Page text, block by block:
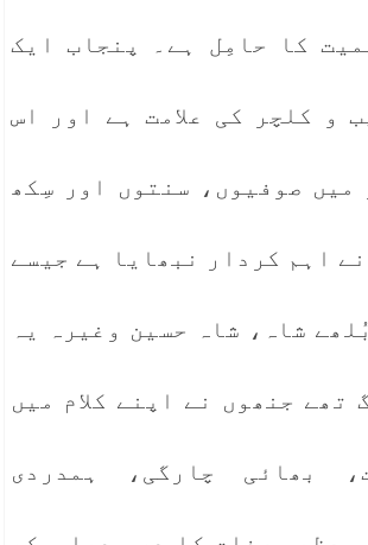
کا حامِل ہے۔ پنجاب ایک
و کلچر کی علامت ہے اور اس
میں صوفیوں، سنتوں اور سِکھ
اہم کردار نبھایا ہے جیسے
شاہ، شاہ حسین وغیرہ یہ
تھے جنھوں نے اپنے کلام میں
بھائی چارگی، ہمدردی